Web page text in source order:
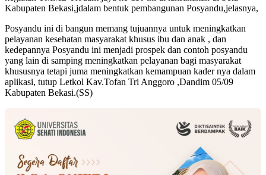
Kabupaten Bekasi,jdalam bentuk pembangunan Posyandu,jelasnya,
Posyandu ini di bangun memang tujuannya untuk meningkatkan
pelayanan kesehatan masyarakat khusus ibu dan anak , dan
kedepannya Posyandu ini menjadi prospek dan contoh posyandu
yang lain di samping meningkatkan pelayanan bagi masyarakat
khususnya tetapi juma meningkatkan kemampuan kader nya dalam
aplikasi, tutup Letkol Kav.Tofan Tri Anggoro ,Dandim 05/09
Kabupaten Bekasi.(SS)